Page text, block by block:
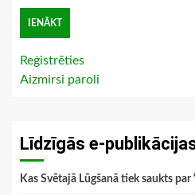
Reģistrēties
Aizmirsi paroli
Līdzīgās e-
Kas Svētajā Lūgšanā tiek saukts par